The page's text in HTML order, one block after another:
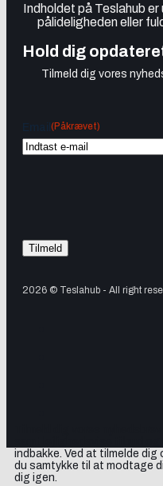
Indholdet på Teslahub
pålideligheden eller
Hold dig
Tilmeld dig vores
(Påkrævet)
2026 © Teslahub - All right
indbakke. Ved at tilmelde
du samtykke til at modtage
dig igen.